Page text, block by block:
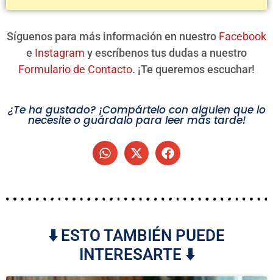
Síguenos para más información en nuestro Facebook
e Instagram y escríbenos tus dudas a nuestro
Formulario de Contacto. ¡Te queremos escuchar!
¿Te ha gustado? ¡Compártelo con alguien que lo
necesite o guárdalo para leer más tarde!
⬇️ ESTO TAMBIÉN PUEDE
INTERESARTE ⬇️